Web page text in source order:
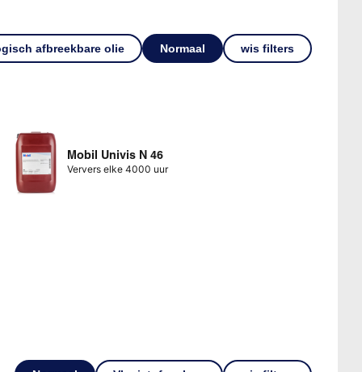
afbreekbare olie Normaal wis filters
Mobil Univis N 46
Ververs elke 4000 uur